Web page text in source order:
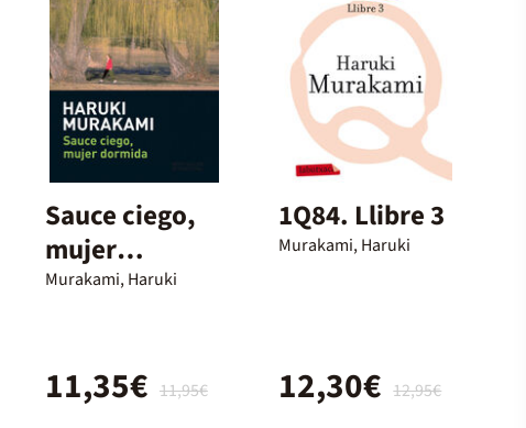
Sauce ciego,
mujer
dormida
Murakami, Haruki
11,95€
11,35€
1Q84. Llibre 3
Murakami, Haruki
12,95€
12,30€